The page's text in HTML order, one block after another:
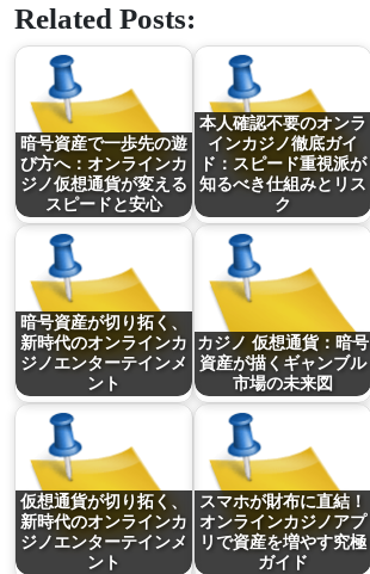
Related Posts:
暗号資産で一歩先の遊
び方へ：オンラインカ
ジノ仮想通貨が変える
スピードと安心
本人確認不要のオンラ
インカジノ徹底ガイ
ド：スピード重視派が
知るべき仕組みとリス
ク
暗号資産が切り拓く、
新時代のオンラインカ
ジノエンターテインメ
ント
カジノ 仮想通貨：暗号
資産が描くギャンブル
市場の未来図
仮想通貨が切り拓く、
新時代のオンラインカ
ジノエンターテインメ
ント
スマホが財布に直結！
オンラインカジノアプ
リで資産を増やす究極
ガイド